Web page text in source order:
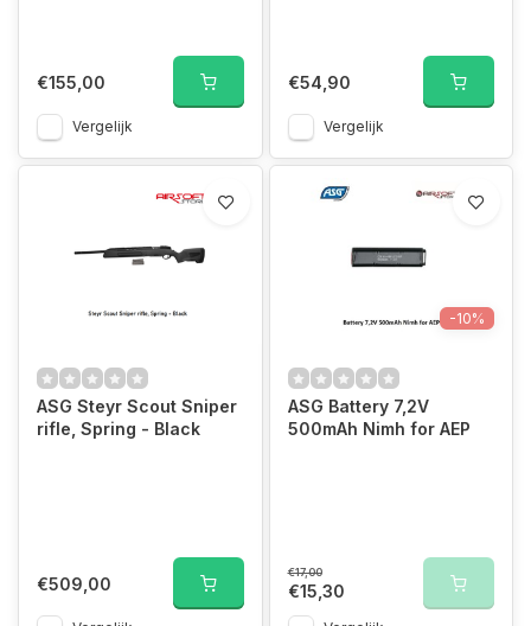
€155,00
Vergelijk
€54,90
Vergelijk
ASG Steyr Scout Sniper
rifle, Spring - Black
€509,00
-10%
ASG Battery 7,2V
500mAh Nimh for AEP
€17,00
€15,30